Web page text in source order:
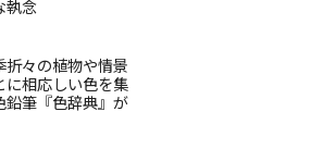
執念
折々の植物や情景
に相応しい色を集
鉛筆『色辞典』が